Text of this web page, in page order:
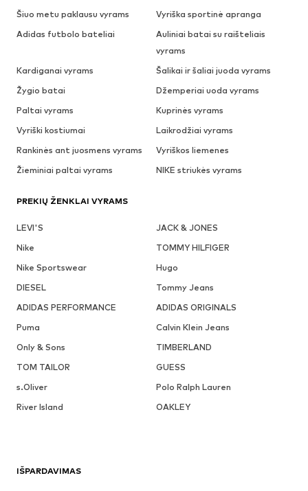
Šiuo metu paklausu vyrams
Vyriška sportinė apranga
Adidas futbolo bateliai
Auliniai batai su raišteliais
vyrams
Kardiganai vyrams
Šalikai ir šaliai juoda vyrams
Žygio batai
Džemperiai uoda vyrams
Paltai vyrams
Kuprinės vyrams
Vyriški kostiumai
Laikrodžiai vyrams
Rankinės ant juosmens vyrams
Vyriškos liemenes
Žieminiai paltai vyrams
NIKE striukės vyrams
PREKIŲ ŽENKLAI VYRAMS
LEVI'S
JACK & JONES
Nike
TOMMY HILFIGER
Nike Sportswear
Hugo
DIESEL
Tommy Jeans
ADIDAS PERFORMANCE
ADIDAS ORIGINALS
Puma
Calvin Klein Jeans
Only & Sons
TIMBERLAND
TOM TAILOR
GUESS
s.Oliver
Polo Ralph Lauren
River Island
OAKLEY
IŠPARDAVIMAS